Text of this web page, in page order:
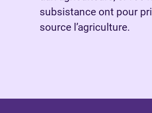
subsistance ont pour
source l’agriculture.